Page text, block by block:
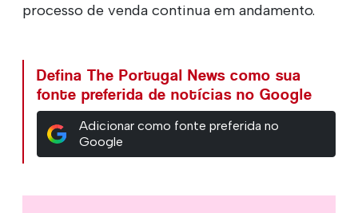
processo de venda continua em andamento.
Defina The Portugal News como sua
fonte preferida de notícias no Google
Adicionar como fonte preferida no
Google